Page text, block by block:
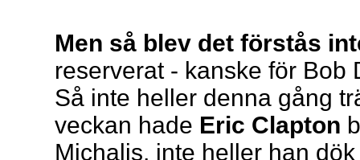
Men så blev det förstås
reserverat - kanske för Bob
Så inte heller denna gång
veckan hade Eric Clapton
Michalis, inte heller han